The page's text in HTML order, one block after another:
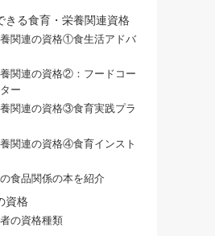
きる食育・栄養関連資格
関連の資格①食生活アドバ
関連の資格②：フードコー
ー
関連の資格③食育実践プラ
関連の資格④食育インスト
食品関係の本を紹介
資格
の資格種類